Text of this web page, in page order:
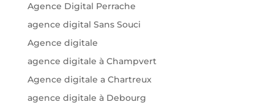
Agence Digital Perrache
agence digital Sans Souci
Agence digitale
agence digitale à Champvert
Agence digitale a Chartreux
agence digitale à Debourg